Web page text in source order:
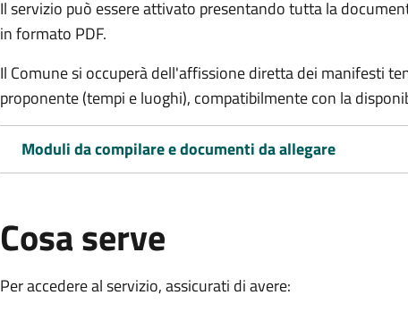
Il servizio può essere attivato presentando tutta la
in formato PDF.
Il Comune si occuperà dell'affissione diretta dei manifesti
proponente (tempi e luoghi), compatibilmente con la
Moduli da compilare e documenti da allegare
Cosa serve
Per accedere al servizio, assicurati di avere: